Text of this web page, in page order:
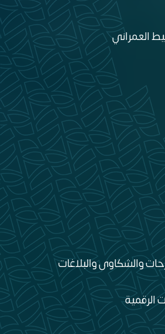
العمراني
والشكاوى والبلاغات
الرقمية